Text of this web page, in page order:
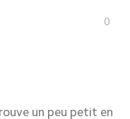
0
un peu petit en